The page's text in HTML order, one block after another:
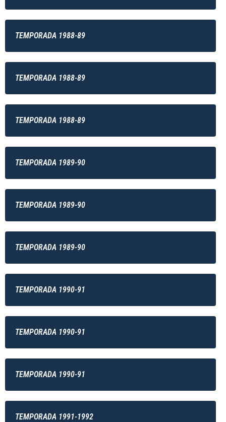
TEMPORADA 1988-89
TEMPORADA 1988-89
TEMPORADA 1988-89
TEMPORADA 1989-90
TEMPORADA 1989-90
TEMPORADA 1989-90
TEMPORADA 1990-91
TEMPORADA 1990-91
TEMPORADA 1990-91
TEMPORADA 1991-1992